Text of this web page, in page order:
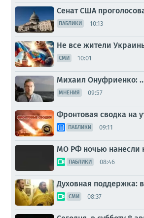
Сенат США
ПАБЛИКИ 10:13
Не все жители
СМИ 10:01
Михаил Онуфриенко:
МНЕНИЯ 09:57
Фронтовая сводка на
ПАБЛИКИ 09:11
МО РФ ночью нанесли
ПАБЛИКИ 08:46
Духовная поддержка:
СМИ 08:37